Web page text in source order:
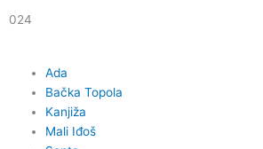
k a
m
024
Ada
Bačka Topola
Kanjiža
Mali Iđoš